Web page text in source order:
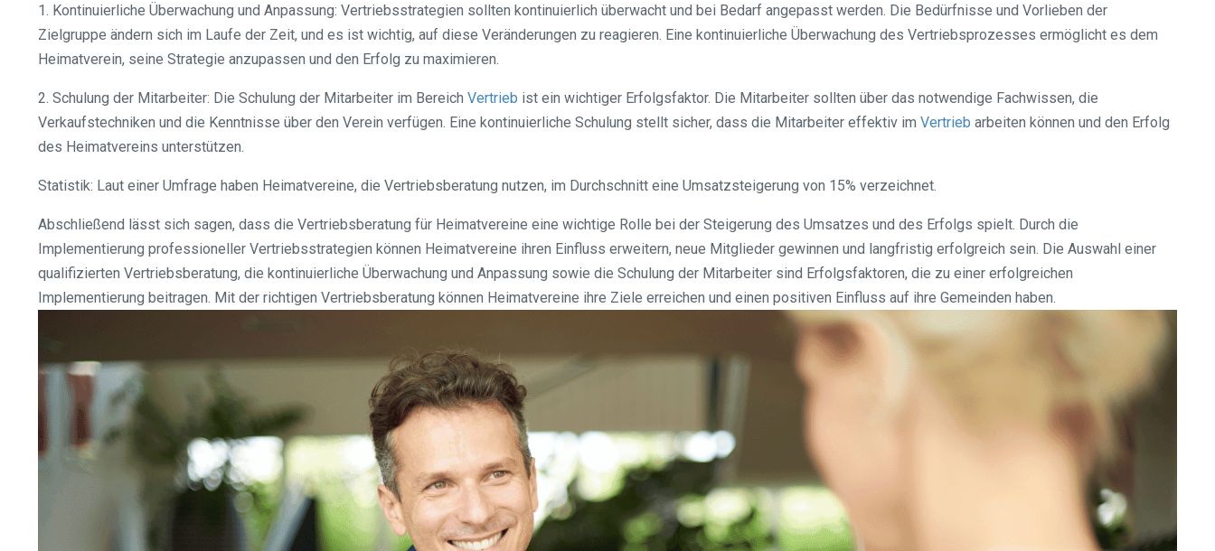
1. Kontinuierliche Überwachung und Anpassung: Vertriebsstrategien sollten kontinuierlich überwacht und bei Bedarf angepasst werden. Die Bedürfnisse und Vorlieben der
Zielgruppe ändern sich im Laufe der Zeit, und es ist wichtig, auf diese Veränderungen zu reagieren. Eine kontinuierliche Überwachung des Vertriebsprozesses ermöglicht es dem
Heimatverein, seine Strategie anzupassen und den Erfolg zu maximieren.
2. Schulung der Mitarbeiter: Die Schulung der Mitarbeiter im Bereich Vertrieb ist ein wichtiger Erfolgsfaktor. Die Mitarbeiter sollten über das notwendige Fachwissen, die
Verkaufstechniken und die Kenntnisse über den Verein verfügen. Eine kontinuierliche Schulung stellt sicher, dass die Mitarbeiter effektiv im Vertrieb arbeiten können und den Erfolg
des Heimatvereins unterstützen.
Statistik: Laut einer Umfrage haben Heimatvereine, die Vertriebsberatung nutzen, im Durchschnitt eine Umsatzsteigerung von 15% verzeichnet.
Abschließend lässt sich sagen, dass die Vertriebsberatung für Heimatvereine eine wichtige Rolle bei der Steigerung des Umsatzes und des Erfolgs spielt. Durch die
Implementierung professioneller Vertriebsstrategien können Heimatvereine ihren Einfluss erweitern, neue Mitglieder gewinnen und langfristig erfolgreich sein. Die Auswahl einer
qualifizierten Vertriebsberatung, die kontinuierliche Überwachung und Anpassung sowie die Schulung der Mitarbeiter sind Erfolgsfaktoren, die zu einer erfolgreichen
Implementierung beitragen. Mit der richtigen Vertriebsberatung können Heimatvereine ihre Ziele erreichen und einen positiven Einfluss auf ihre Gemeinden haben.